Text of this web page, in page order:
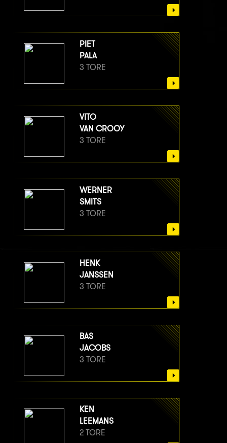
PIET
PALA
3 TORE
VITO
VAN CROOY
3 TORE
WERNER
SMITS
3 TORE
HENK
JANSSEN
3 TORE
BAS
JACOBS
3 TORE
KEN
LEEMANS
2 TORE